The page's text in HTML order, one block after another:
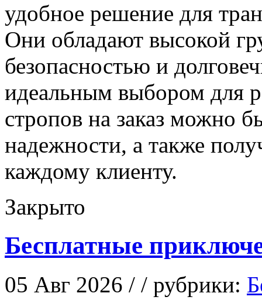
удобное решение для
Они обладают высокой
безопасностью и
идеальным выбором для
стропов на заказ можно
надежности, а также
каждому клиенту.
Закрыто
Бесплатные
05 Авг 2026 / / рубрики: